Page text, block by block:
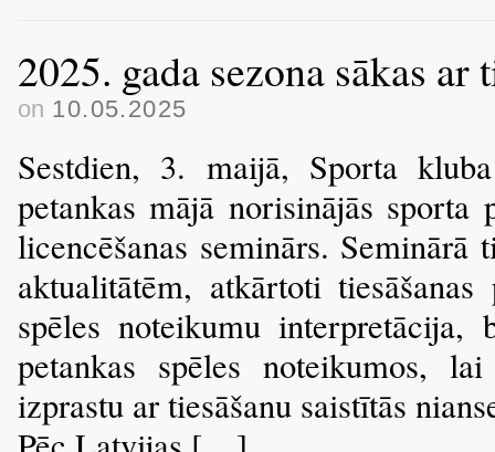
2025. gada sezona sākas ar
on 10.05.2025
Sestdien, 3. maijā, Sporta
petankas mājā norisinājās sporta
licencēšanas seminārs. Seminārā
aktualitātēm, atkārtoti
spēles noteikumu interpretācija,
petankas spēles noteikumos,
izprastu ar tiesāšanu saistītās